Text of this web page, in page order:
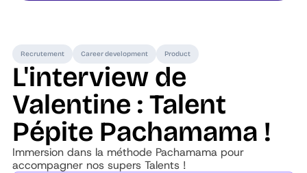
Recrutement Career development Product
L'interview de
Valentine : Talent
Pépite Pachamama !
Immersion dans la méthode Pachamama pour
accompagner nos supers Talents !